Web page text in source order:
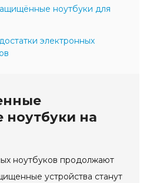
ноутбуки для
электронных
на
ноутбуков продолжают
устройства станут